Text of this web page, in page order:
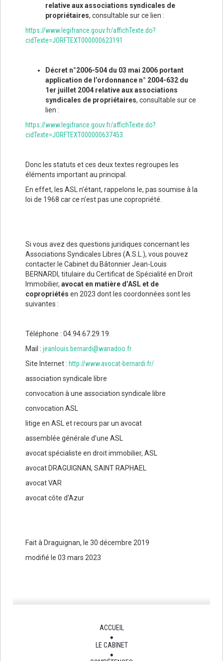
relative aux associations syndicales de
propriétaires, consultable sur ce lien :
https://www.legifrance.gouv.fr/affichTexte.do?
cidTexte=JORFTEXT000000623191
Décret n°2006-504 du 03 mai 2006 portant
application de l’ordonnance n° 2004-632 du
1er juillet 2004 relative aux associations
syndicales de propriétaires, consultable sur ce
lien :
https://www.legifrance.gouv.fr/affichTexte.do?
cidTexte=JORFTEXT000000637453
Donc les statuts et ces deux textes regroupes les
éléments important au principal.
En effet, les ASL n’étant, rappelons le, pas soumise à la
loi de 1968 car ce n’est pas une copropriété.
Si vous avez des questions juridiques concernant les
Associations Syndicales Libres (A.S.L.), vous pouvez
contacter le Cabinet du Bâtonnier Jean-Louis
BERNARDI, titulaire du Certificat de Spécialité en Droit
Immobilier, avocat en matière d’ASL et de
copropriétés en 2023 dont les coordonnées sont les
suivantes :
Téléphone : 04.94.67.29.19.
Mail : jeanlouis.bernardi@wanadoo.fr
Site Internet : http://www.avocat-bernardi.fr/
association syndicale libre
convocation à une association syndicale libre
convocation ASL
litige en ASL et recours par un avocat
assemblée générale d’une ASL
avocat spécialiste en droit immobilier, ASL
avocat DRAGUIGNAN, SAINT RAPHAEL
avocat VAR
avocat côte d’Azur
Fait à Draguignan, le 30 décembre 2019
modifié le 03 mars 2023
ACCUEIL
LE CABINET